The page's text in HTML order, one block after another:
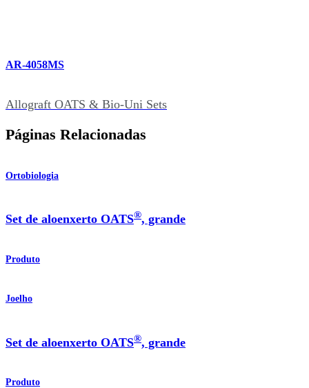
AR-4058MS
Allograft OATS & Bio-Uni Sets
Páginas Relacionadas
Ortobiologia
Set de aloenxerto OATS®, grande
Produto
Joelho
Set de aloenxerto OATS®, grande
Produto